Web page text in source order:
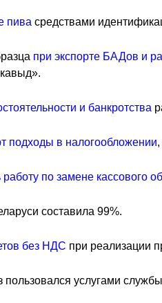
пива средствами
при экспорте БАДов и
и банкротства
подходы в налогообложении
работу по замене кассового
составила 99%.
без НДС при реализации
пользовался услугами